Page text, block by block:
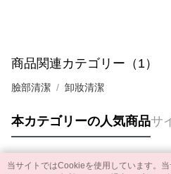
商品関連カテゴリー（1）
臉部清潔 卸妝清潔
本カテゴリーの人気商品サ
当サイトではCookieを使用しています。